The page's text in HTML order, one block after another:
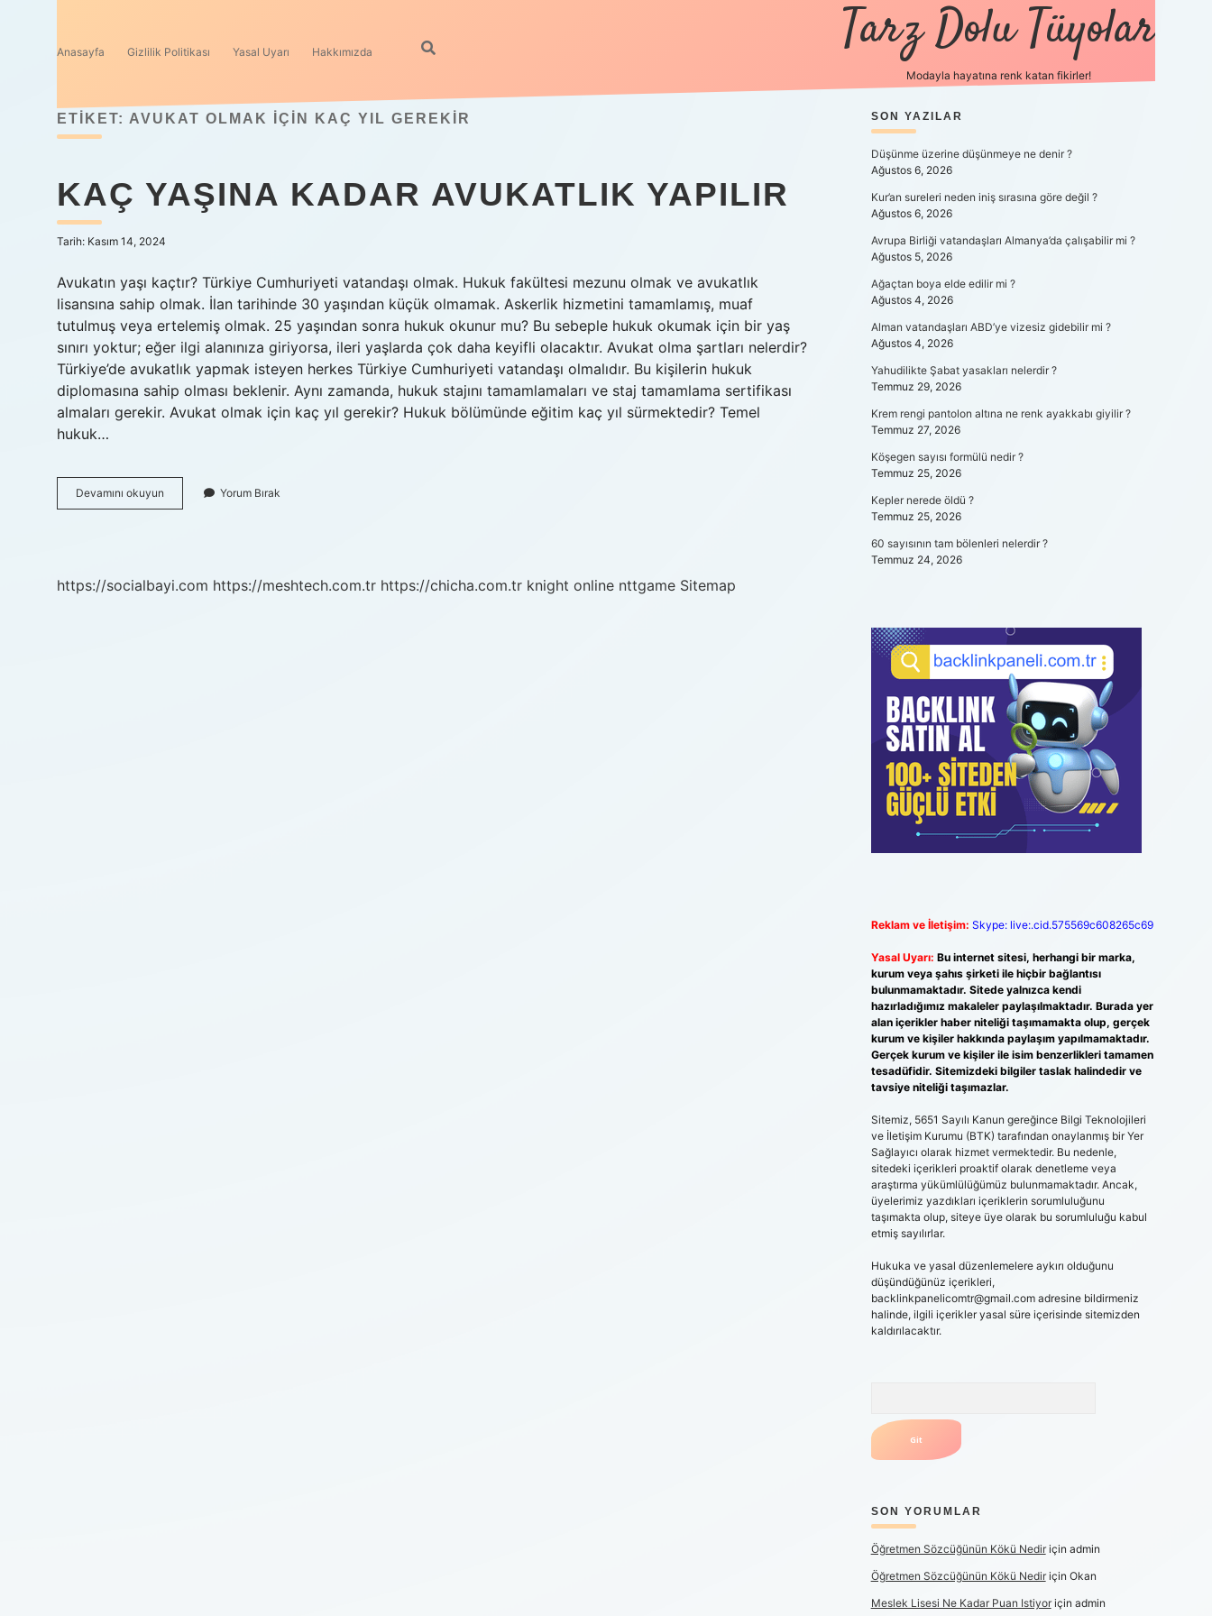
Anasayfa Gizlilik Politikası Yasal Uyarı Hakkımızda Tarz Dolu Tüyolar
Modayla hayatına renk katan fikirler!
ETIKET: AVUKAT OLMAK IÇIN KAÇ YIL GEREKIR
KAÇ YAŞINA KADAR AVUKATLIK YAPILIR
Tarih: Kasım 14, 2024
Avukatın yaşı kaçtır? Türkiye Cumhuriyeti vatandaşı olmak. Hukuk fakültesi mezunu olmak ve avukatlık
lisansına sahip olmak. İlan tarihinde 30 yaşından küçük olmamak. Askerlik hizmetini tamamlamış, muaf
tutulmuş veya ertelemiş olmak. 25 yaşından sonra hukuk okunur mu? Bu sebeple hukuk okumak için bir yaş
sınırı yoktur; eğer ilgi alanınıza giriyorsa, ileri yaşlarda çok daha keyifli olacaktır. Avukat olma şartları nelerdir?
Türkiye’de avukatlık yapmak isteyen herkes Türkiye Cumhuriyeti vatandaşı olmalıdır. Bu kişilerin hukuk
diplomasına sahip olması beklenir. Aynı zamanda, hukuk stajını tamamlamaları ve staj tamamlama sertifikası
almaları gerekir. Avukat olmak için kaç yıl gerekir? Hukuk bölümünde eğitim kaç yıl sürmektedir? Temel
hukuk…
Devamını okuyun
Yaşına
Yorum Bırak
https://socialbayi.com https://meshtech.com.tr https://chicha.com.tr knight online nttgame Sitemap
SIDEBAR
SON YAZILAR
Düşünme üzerine düşünmeye ne denir ?
Ağustos 6, 2026
Kur’an sureleri neden iniş sırasına göre değil ?
Ağustos 6, 2026
Avrupa Birliği vatandaşları Almanya’da çalışabilir mi ?
Ağustos 5, 2026
Ağaçtan boya elde edilir mi ?
Ağustos 4, 2026
Alman vatandaşları ABD’ye vizesiz gidebilir mi ?
Ağustos 4, 2026
Yahudilikte Şabat yasakları nelerdir ?
Temmuz 29, 2026
Krem rengi pantolon altına ne renk ayakkabı giyilir ?
Temmuz 27, 2026
Köşegen sayısı formülü nedir ?
Temmuz 25, 2026
Kepler nerede öldü ?
Temmuz 25, 2026
60 sayısının tam bölenleri nelerdir ?
Temmuz 24, 2026
Reklam ve İletişim: Skype: live:.cid.575569c608265c69
Yasal Uyarı: Bu internet sitesi, herhangi bir marka,
kurum veya şahıs şirketi ile hiçbir bağlantısı
bulunmamaktadır. Sitede yalnızca kendi
hazırladığımız makaleler paylaşılmaktadır. Burada yer
alan içerikler haber niteliği taşımamakta olup, gerçek
kurum ve kişiler hakkında paylaşım yapılmamaktadır.
Gerçek kurum ve kişiler ile isim benzerlikleri tamamen
tesadüfidir. Sitemizdeki bilgiler taslak halindedir ve
tavsiye niteliği taşımazlar.
Sitemiz, 5651 Sayılı Kanun gereğince Bilgi Teknolojileri
ve İletişim Kurumu (BTK) tarafından onaylanmış bir Yer
Sağlayıcı olarak hizmet vermektedir. Bu nedenle,
sitedeki içerikleri proaktif olarak denetleme veya
araştırma yükümlülüğümüz bulunmamaktadır. Ancak,
üyelerimiz yazdıkları içeriklerin sorumluluğunu
taşımakta olup, siteye üye olarak bu sorumluluğu kabul
etmiş sayılırlar.
Hukuka ve yasal düzenlemelere aykırı olduğunu
düşündüğünüz içerikleri,
backlinkpanelicomtr@gmail.comadresine bildirmeniz
halinde, ilgili içerikler yasal süre içerisinde sitemizden
kaldırılacaktır.
SON YORUMLAR
Öğretmen Sözcüğünün Kökü Nediriçin admin
Öğretmen Sözcüğünün Kökü Nediriçin Okan
Meslek Lisesi Ne Kadar Puan Istiyoriçin admin